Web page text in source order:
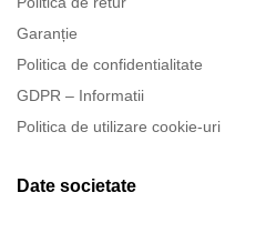
Garanție
Politica de confidentialitate
GDPR – Informatii
Politica de utilizare cookie-uri
Date societate